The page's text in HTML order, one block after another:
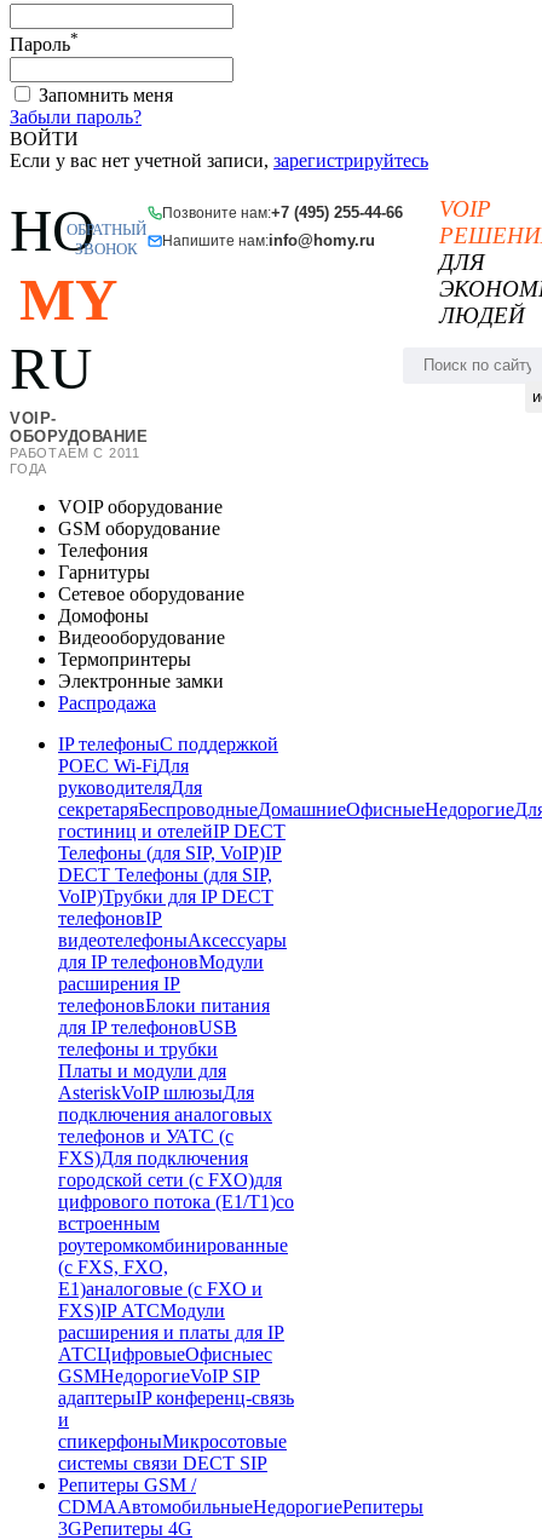
Пароль*
Запомнить меня
Забыли пароль?
ВОЙТИ
Если у вас нет учетной записи, зарегистрируйтесь
HO
MY
RU
VOIP-
ОБОРУДОВАНИЕ
РАБОТАЕМ С 2011
ГОДА
Позвоните нам:+7 (495) 255-44-66
Напишите нам:info@homy.ru
ОБРАТНЫЙ
ЗВОНОК
VOIP
ДЛЯ
ЛЮДЕЙ
VOIP оборудование
GSM оборудование
Телефония
Гарнитуры
Сетевое оборудование
Домофоны
Видеооборудование
Термопринтеры
Электронные замки
Распродажа
IP телефоныС поддержкой
POEC Wi-FiДля
руководителяДля
секретаряБеспроводныеДомашниеОфисныеНедорогие
гостиниц и отелейIP DECT
Телефоны (для SIP, VoIP)IP
DECT Телефоны (для SIP,
VoIP)Трубки для IP DECT
телефоновIP
видеотелефоныАксессуары
для IP телефоновМодули
расширения IP
телефоновБлоки питания
для IP телефоновUSB
телефоны и трубки
Платы и модули для
AsteriskVoIP шлюзыДля
подключения аналоговых
телефонов и УАТС (с
FXS)Для подключения
городской сети (с FXO)для
цифрового потока (E1/T1)со
встроенным
роутеромкомбинированные
(c FXS, FXO,
E1)аналоговые (с FXO и
FXS)IP АТСМодули
расширения и платы для IP
АТСЦифровыеОфисныес
GSMНедорогиеVoIP SIP
адаптерыIP конференц-связь
и
спикерфоныМикросотовые
системы связи DECT SIP
Репитеры GSM /
CDMAАвтомобильныеНедорогиеРепитеры
3GРепитеры 4G